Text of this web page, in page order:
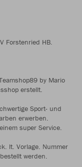
Forstenried HB.
by Mario
erstellt.
Sport- und
erwerben.
super Service.
lt. Vorlage. Nummer
werden.